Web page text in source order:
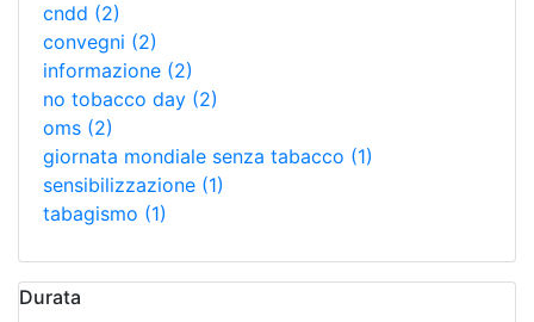
cndd (2)
convegni (2)
informazione (2)
no tobacco day (2)
oms (2)
giornata mondiale senza tabacco (1)
sensibilizzazione (1)
tabagismo (1)
Durata